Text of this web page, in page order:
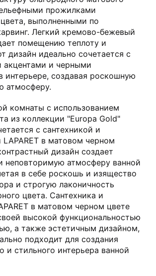
прожилками
выполненными по
Легкий кремово-бежевый
помещению теплоту и
дизайн идеально сочетается с
акцентами и черными
интерьере, создавая роскошную
атмосферу.
комнаты с использованием
из коллекции "Europa Gold"
с сантехникой и
в матовом черном
дизайн создает
неповторимую атмосферу ванной
в себе роскошь и изящество
и строгую лаконичность
цвета. Сантехника и
в матовом черном цвете
высокой функциональностью
а также эстетичным дизайном,
подходит для создания
и стильного интерьера ванной